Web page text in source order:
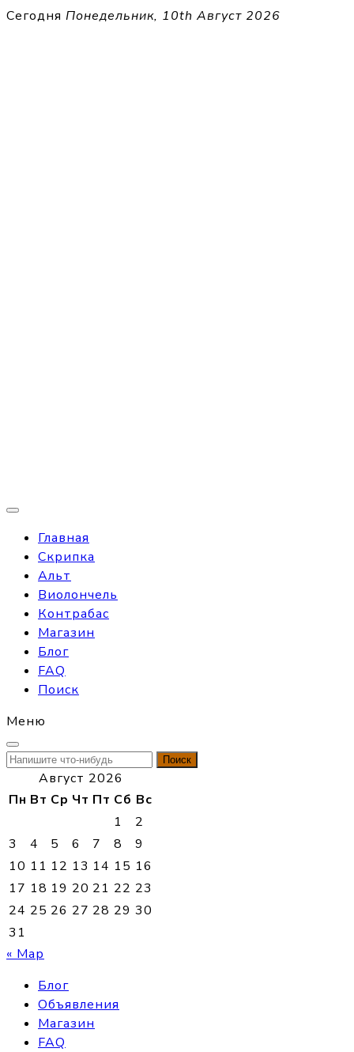
Перейти
Сегодня Понедельник, 10th Август 2026
Главная
Скрипка
Альт
Виолончель
Контрабас
Магазин
Блог
FAQ
Поиск
Меню
Найти:
Август 2026
Пн Вт Ср Чт Пт Сб Вс
1
2
3
4 5 6 7 8
9
10 11 12 13 14 15 16
17 18 19 20 21 22 23
24 25 26 27 28 29 30
31
« Мар
Блог
Объявления
Магазин
FAQ